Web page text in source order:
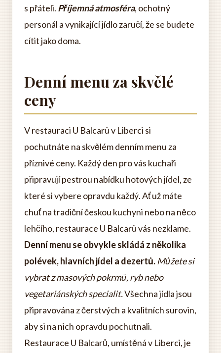
s přáteli. Příjemná atmosféra, ochotný
personál a vynikající jídlo zaručí, že se budete
cítit jako doma.
Denní menu za skvělé
ceny
V restauraci U Balcarů v Liberci si
pochutnáte na skvělém denním menu za
příznivé ceny. Každý den pro vás kuchaři
připravují pestrou nabídku hotových jídel, ze
které si vybere opravdu každý. Ať už máte
chuť na tradiční českou kuchyni nebo na něco
lehčího, restaurace U Balcarů vás nezklame.
Denní menu se obvykle skládá z několika
polévek, hlavních jídel a dezertů. Můžete si
vybrat z masových pokrmů, ryb nebo
vegetariánských specialit.Všechna jídla jsou
připravována z čerstvých a kvalitních surovin,
aby si na nich opravdu pochutnali.
Restaurace U Balcarů, umístěná v Liberci, je